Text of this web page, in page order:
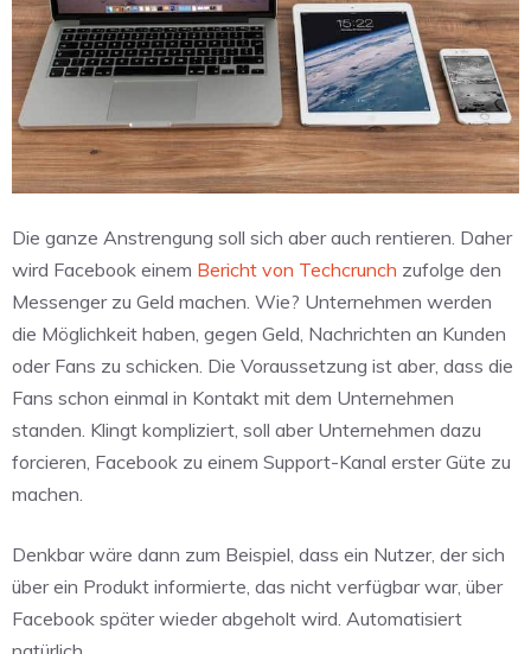
Die ganze Anstrengung soll sich aber auch rentieren. Daher
wird Facebook einem Bericht von Techcrunch zufolge den
Messenger zu Geld machen. Wie? Unternehmen werden
die Möglichkeit haben, gegen Geld, Nachrichten an Kunden
oder Fans zu schicken. Die Voraussetzung ist aber, dass die
Fans schon einmal in Kontakt mit dem Unternehmen
standen. Klingt kompliziert, soll aber Unternehmen dazu
forcieren, Facebook zu einem Support-Kanal erster Güte zu
machen.
Denkbar wäre dann zum Beispiel, dass ein Nutzer, der sich
über ein Produkt informierte, das nicht verfügbar war, über
Facebook später wieder abgeholt wird. Automatisiert